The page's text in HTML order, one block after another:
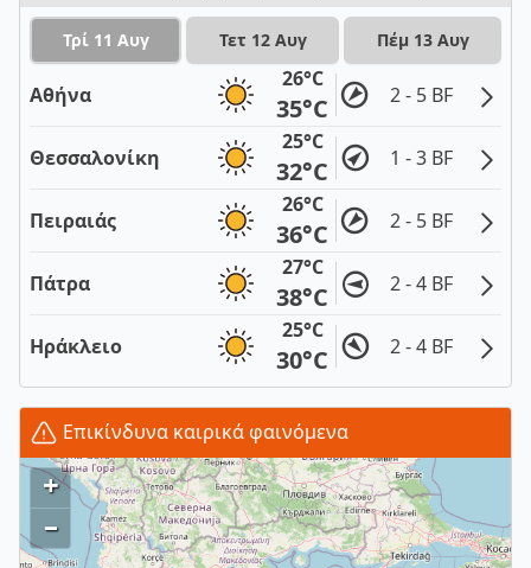
Τρί 11 Αυγ Τετ 12 Αυγ Πέμ 13 Αυγ
Αθήνα
26°C
35°C 2 - 5 BF
Θεσσαλονίκη
25°C
32°C 1 - 3 BF
Πειραιάς
26°C
36°C 2 - 5 BF
Πάτρα
27°C
38°C 2 - 4 BF
Ηράκλειο
25°C
30°C 2 - 4 BF
Επικίνδυνα καιρικά φαινόμενα
+
–